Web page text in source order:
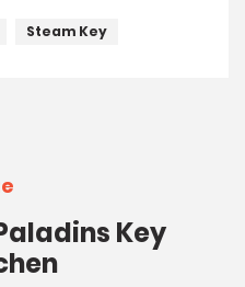
Steam Key
Key